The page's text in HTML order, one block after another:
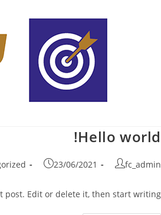
Hello world!
מחבר:
fc_admin פורסם:
23/06/2021
post. Edit or delete it, then start writing!